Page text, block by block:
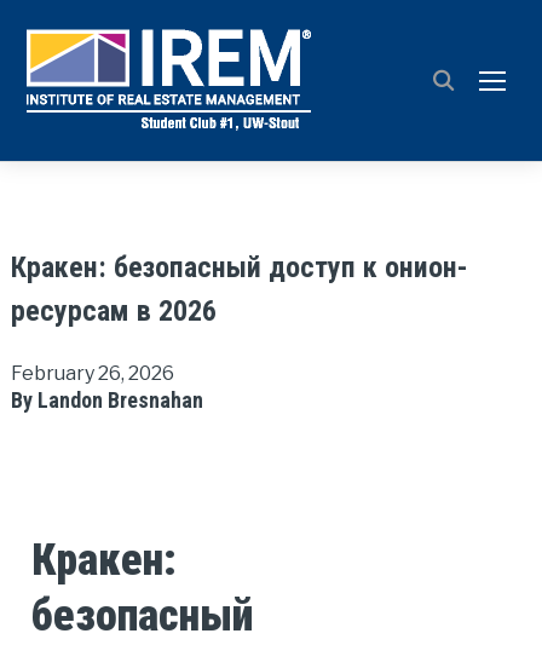
Кракен: безопасный доступ к онион-
ресурсам в 2026
February 26, 2026
By Landon Bresnahan
Кракен:
безопасный